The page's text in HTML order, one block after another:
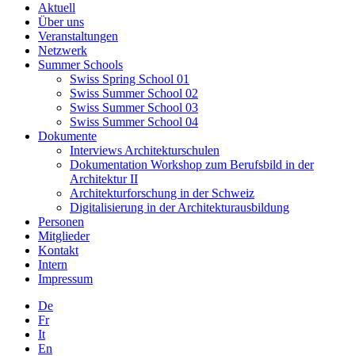
Aktuell
Über uns
Veranstaltungen
Netzwerk
Summer Schools
Swiss Spring School 01
Swiss Summer School 02
Swiss Summer School 03
Swiss Summer School 04
Dokumente
Interviews Architekturschulen
Dokumentation Workshop zum Berufsbild in der
Architektur II
Architekturforschung in der Schweiz
Digitalisierung in der Architekturausbildung
Personen
Mitglieder
Kontakt
Intern
Impressum
De
Fr
It
En